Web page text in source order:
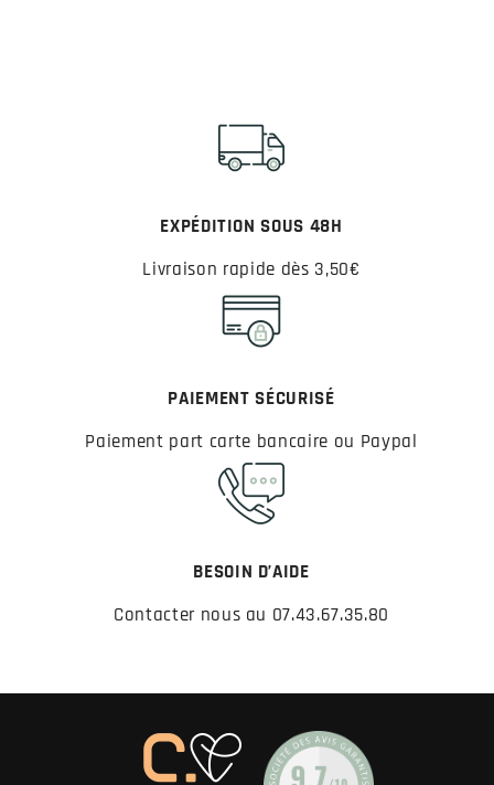
EXPÉDITION SOUS 48H
Livraison rapide dès 3,50€
PAIEMENT SÉCURISÉ
Paiement part carte bancaire ou Paypal
BESOIN D’AIDE
Contacter nous au 07.43.67.35.80